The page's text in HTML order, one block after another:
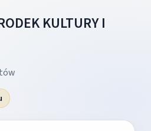
KULTURY I